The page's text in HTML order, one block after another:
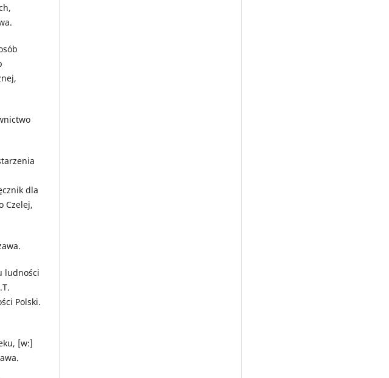
dla
Czelej,
ludności
Polski.
[w:]